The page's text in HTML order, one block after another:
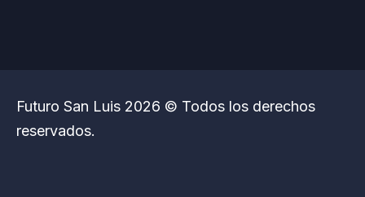
Futuro San Luis 2026 © Todos los derechos
reservados.